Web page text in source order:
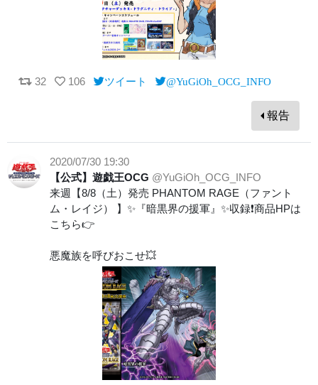
32 106 ツイート @YuGiOh_OCG_INFO
報告
2020/07/30 19:30
【公式】遊戯王OCG @YuGiOh_OCG_INFO
来週【8/8（土）発売 PHANTOM RAGE（ファント
ム・レイジ） 】✨『暗黒界の援軍』✨収録❗️商品HPは
こちら👉
悪魔族を呼びおこせ💥